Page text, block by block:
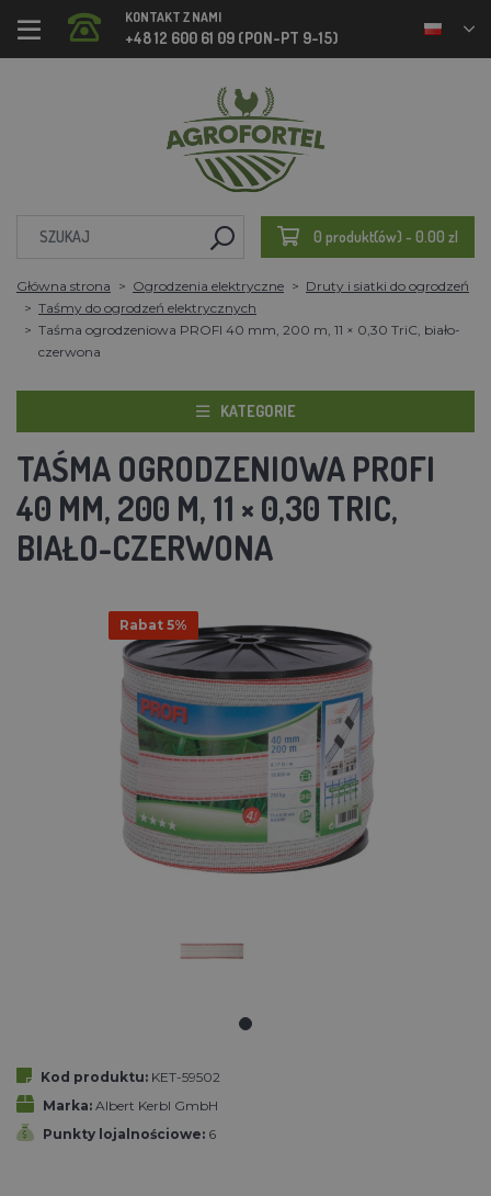
KONTAKT Z NAMI
+48 12 600 61 09 (PON-PT 9-15)
0 produkt(ów) - 0.00 zl
Główna strona Ogrodzenia elektryczne
Druty i siatki do ogrodzeń
Taśmy do ogrodzeń elektrycznych
Taśma ogrodzeniowa PROFI 40 mm, 200 m, 11 × 0,30 TriC, biało-
czerwona
KATEGORIE
TAŚMA OGRODZENIOWA PROFI
40 MM, 200 M, 11 × 0,30 TRIC,
BIAŁO-CZERWONA
Rabat 5%
Kod produktu: KET-59502
Marka: Albert Kerbl GmbH
Punkty lojalnościowe: 6